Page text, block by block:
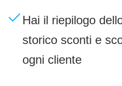
Hai il riepilogo
storico sconti e
ogni cliente